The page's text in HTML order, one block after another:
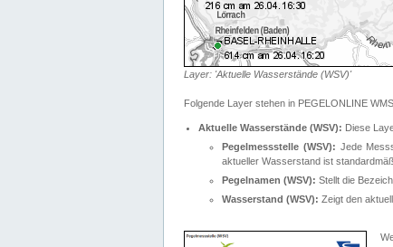
Layer: 'Aktuelle Wasserstände (WSV)'
Folgende Layer stehen in PEGELONLINE
Aktuelle Wasserstände (WSV): Diese
Pegelmessstelle (WSV): Jede
aktueller Wasserstand ist
Pegelnamen (WSV): Stellt die
Wasserstand (WSV): Zeigt den